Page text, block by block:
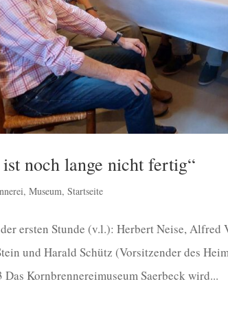
noch lange nicht fertig“
,Museum,Startseite
ersten Stunde (v.l.): Herbert Neise, Alfred
und Harald Schütz (Vorsitzender des
Das Kornbrennereimuseum Saerbeck wird...